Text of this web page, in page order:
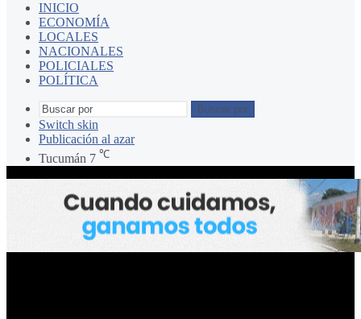
INICIO
ECONOMÍA
LOCALES
NACIONALES
POLICIALES
POLÍTICA
Buscar por
Switch skin
Publicación al azar
Tucumán 7 ℃